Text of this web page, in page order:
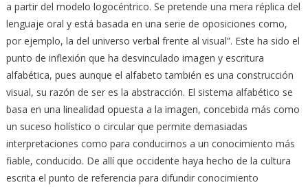
a partir del modelo logocéntrico. Se pretende una mera réplica del
lenguaje oral y está basada en una serie de oposiciones como,
por ejemplo, la del universo verbal frente al visual”. Este ha sido el
punto de inflexión que ha desvinculado imagen y escritura
alfabética, pues aunque el alfabeto también es una construcción
visual, su razón de ser es la abstracción. El sistema alfabético se
basa en una linealidad opuesta a la imagen, concebida más como
un suceso holístico o circular que permite demasiadas
interpretaciones como para conducirnos a un conocimiento más
fiable, conducido. De allí que occidente haya hecho de la cultura
escrita el punto de referencia para difundir conocimiento